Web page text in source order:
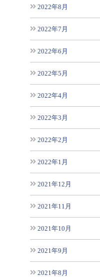
2022年8月
2022年7月
2022年6月
2022年5月
2022年4月
2022年3月
2022年2月
2022年1月
2021年12月
2021年11月
2021年10月
2021年9月
2021年8月